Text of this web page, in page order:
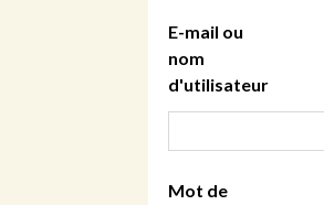
E-mail ou
nom
d'utilisateur
Mot de